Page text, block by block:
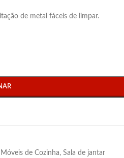
de metal fáceis de limpar.
Móveis de Cozinha, Sala de jantar